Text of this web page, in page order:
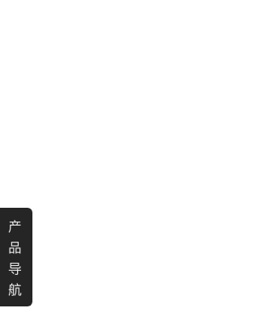
产
品
导
航